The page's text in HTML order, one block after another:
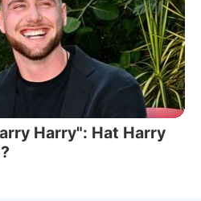
Harry": Hat Harry